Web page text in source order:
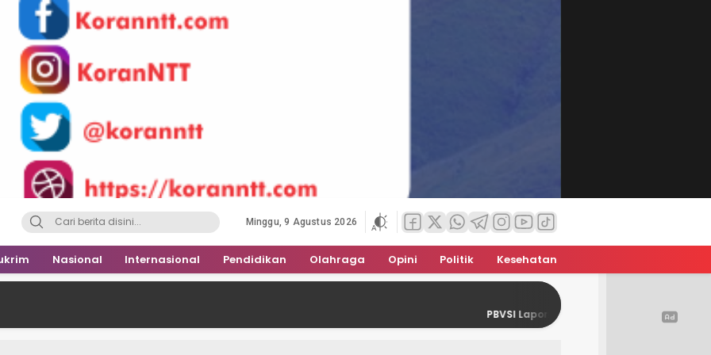
Minggu, 9 Agustus 2026
Nasional Internasional Pendidikan Olahraga Opini Politik Kesehatan
PBVSI Laporkan Dugaan Pelanggaran Hukum dalam